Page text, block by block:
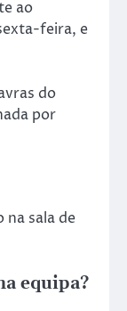
ao
feira, e
do
por
na sala de
equipa?